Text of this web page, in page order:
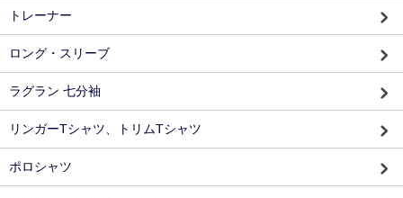
トレーナー
ロング・スリーブ
ラグラン 七分袖
リンガーTシャツ、トリムTシャツ
ポロシャツ